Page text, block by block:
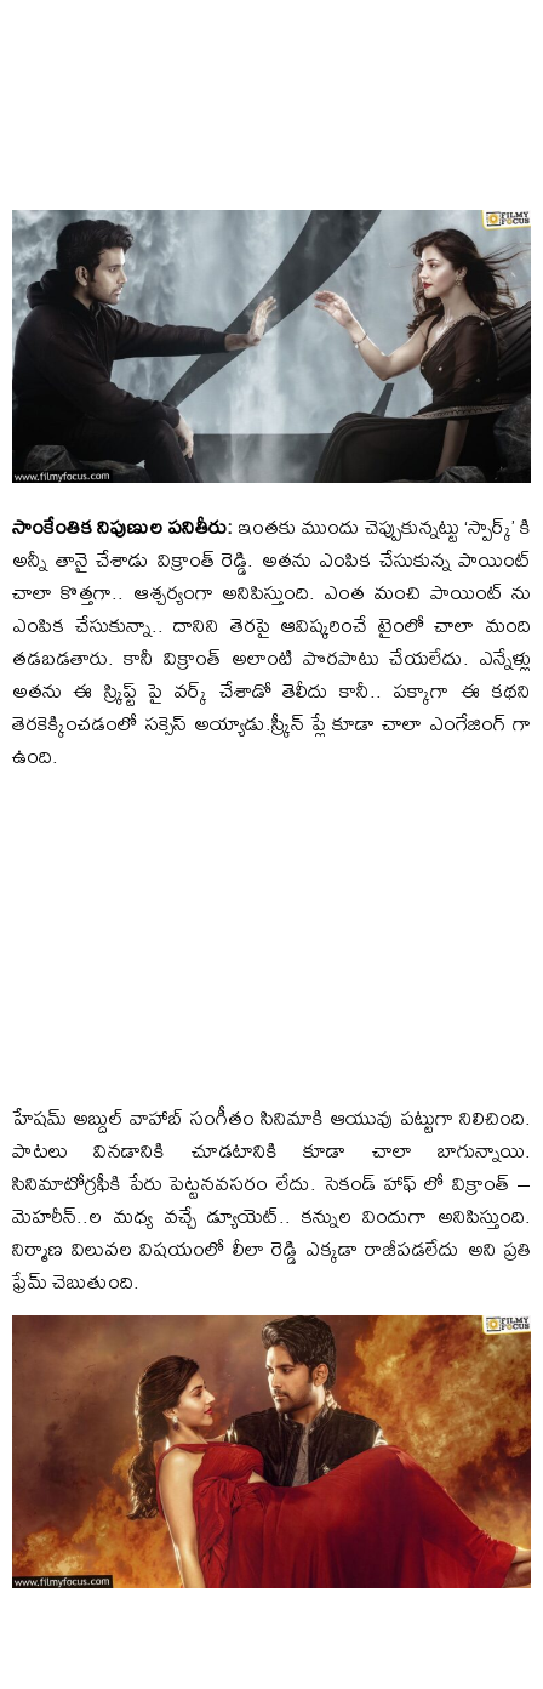
సాంకేంతిక నిపుణుల పనితీరు:ఇంతకు ముందు చెప్పుకున్నట్టు ‘స్పార్క్’ కి
అన్నీ తానై చేశాడు విక్రాంత్ రెడ్డి. అతను ఎంపిక చేసుకున్న పాయింట్
చాలా కొత్తగా.. ఆశ్చర్యంగా అనిపిస్తుంది. ఎంత మంచి పాయింట్ ను
ఎంపిక చేసుకున్నా.. దానిని తెరపై ఆవిష్కరించే టైంలో చాలా మంది
తడబడతారు. కానీ విక్రాంత్ అలాంటి పొరపాటు చేయలేదు. ఎన్నేళ్లు
అతను ఈ స్క్రిప్ట్ పై వర్క్ చేశాడో తెలీదు కానీ.. పక్కాగా ఈ కథని
తెరకెక్కించడంలో సక్సెస్ అయ్యాడు.స్క్రీన్ ప్లే కూడా చాలా ఎంగేజింగ్ గా
ఉంది.
హేషమ్ అబ్దుల్ వాహాబ్ సంగీతం సినిమాకి ఆయువు పట్టుగా నిలిచింది.
పాటలు వినడానికి చూడటానికి కూడా చాలా బాగున్నాయి.
సినిమాటోగ్రఫీకి పేరు పెట్టనవసరం లేదు. సెకండ్ హాఫ్ లో విక్రాంత్ –
మెహరీన్..ల మధ్య వచ్చే డ్యూయెట్.. కన్నుల విందుగా అనిపిస్తుంది.
నిర్మాణ విలువల విషయంలో లీలా రెడ్డి ఎక్కడా రాజీపడలేదు అని ప్రతి
ఫ్రేమ్ చెబుతుంది.